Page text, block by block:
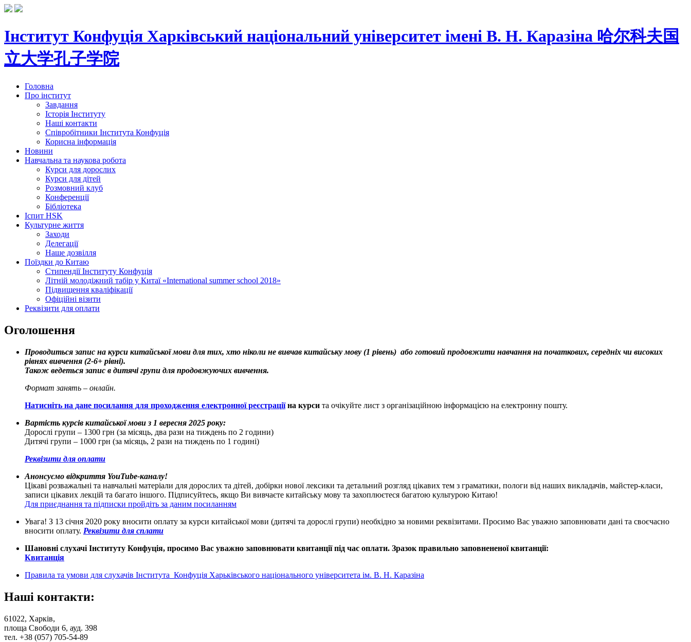
Інститут Конфуція Харківський національний університет імені В. Н. Каразіна 哈尔科夫国
立大学孔子学院
Головна
Про інститут
Завдання
Історія Інституту
Наші контакти
Співробітники Інститута Конфуція
Корисна інформація
Новини
Навчальна та наукова робота
Курси для дорослих
Курси для дітей
Розмовний клуб
Конференції
Бібліотека
Іспит HSK
Культурне життя
Заходи
Делегації
Наше дозвілля
Поїздки до Китаю
Стипендії Інституту Конфуція
Літній молодіжний табір у Китаї «International summer school 2018»
Підвищення кваліфікації
Офіційні візити
Реквізити для оплати
Оголошення
Проводиться запис на курси китайської мови для тих, хто ніколи не вивчав китайську мову (1 рівень) або готовий продовжити навчання на початкових, середніх чи високих
рівнях вивчення (2-6+ рівні).
Також ведеться запис в дитячі групи для продовжуючих вивчення.
Формат занять – онлайн.
Натисніть на дане посилання для проходження електронної реєстраціїна курси та очікуйте лист з організаційною інформацією на електронну пошту.
Вартість курсів китайської мови з 1 вересня 2025 року:
Дорослі групи – 1300 грн (за місяць, два рази на тиждень по 2 години)
Дитячі групи – 1000 грн (за місяць, 2 рази на тиждень по 1 годині)
Реквізити для оплати
Анонсуємо відкриття YouTube-каналу!
Цікаві розважальні та навчальні матеріали для дорослих та дітей, добірки нової лексики та детальний розгляд цікавих тем з граматики, пологи від наших викладачів, майстер-класи,
записи цікавих лекцій та багато іншого. Підписуйтесь, якщо Ви вивчаєте китайську мову та захоплюєтеся багатою культурою Китаю!
Для приєднання та підписки пройдіть за даним посиланням
Увага! З 13 січня 2020 року вносити оплату за курси китайської мови (дитячі та дорослі групи) необхідно за новими реквізитами. Просимо Вас уважно заповнювати дані та своєчасно
вносити оплату. Реквізити для сплати
Шановні слухачі Інституту Конфуція, просимо Вас уважно заповнювати квитанції під час оплати. Зразок правильно заповнененої квитанції:
Квитанція
Правила та умови для слухачів Інститута Конфуція Харьківського національного університета ім. В. Н. Каразіна
Наші контакти:
61022, Харків,
площа Свободи 6, ауд. 398
тел. +38 (057) 705-54-89